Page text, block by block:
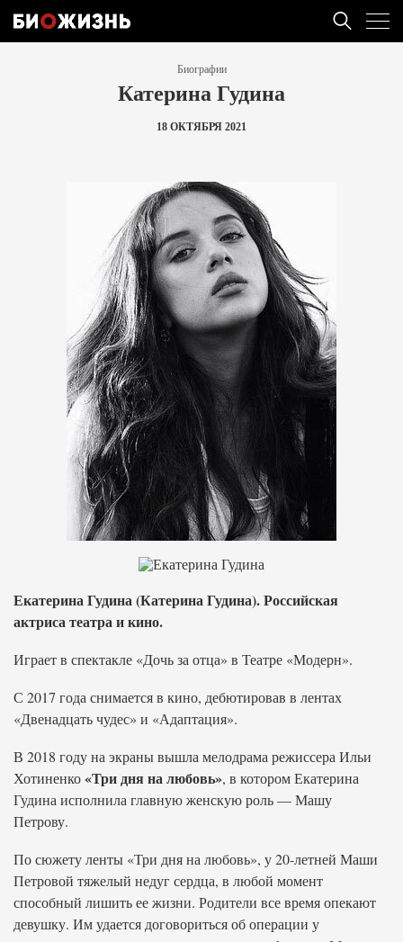
Биографии
Катерина Гудина
18 ОКТЯБРЯ 2021
Екатерина Гудина (Катерина Гудина). Российская
актриса театра и кино.
Играет в спектакле «Дочь за отца» в Театре «Модерн».
С 2017 года снимается в кино, дебютировав в лентах
«Двенадцать чудес» и «Адаптация».
В 2018 году на экраны вышла мелодрама режиссера Ильи
Хотиненко«Три дня на любовь», в котором Екатерина
Гудина исполнила главную женскую роль — Машу
Петрову.
По сюжету ленты «Три дня на любовь», у 20-летней Маши
Петровой тяжелый недуг сердца, в любой момент
способный лишить ее жизни. Родители все время опекают
девушку. Им удается договориться об операции у